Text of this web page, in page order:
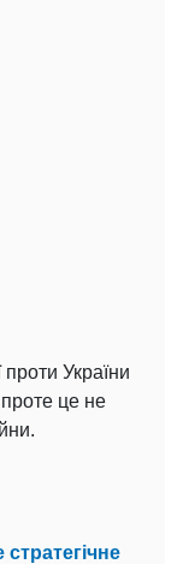
України
це не